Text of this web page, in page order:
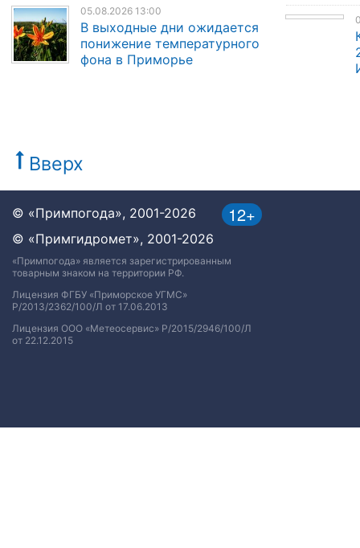
05.08.2026 13:00
В выходные дни ожидается
понижение температурного
фона в Приморье
Вверх
12+
© «Примпогода», 2001-2026
© «Примгидромет», 2001-2026
«Примпогода» является зарегистрированным
товарным знаком на территории РФ.
Лицензия ФГБУ «Приморское УГМС»
Р/2013/2362/100/Л от 17.06.2013
Лицензия ООО «Метеосервис» Р/2015/2946/100/Л
от 22.12.2015